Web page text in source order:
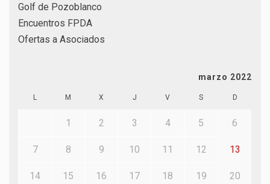
Golf de Pozoblanco
Encuentros FPDA
Ofertas a Asociados
marzo 2022
L M X J V S D
1 2 3 4 5 6
7 8 9 10 11 12 13
14 15 16 17 18 19 20